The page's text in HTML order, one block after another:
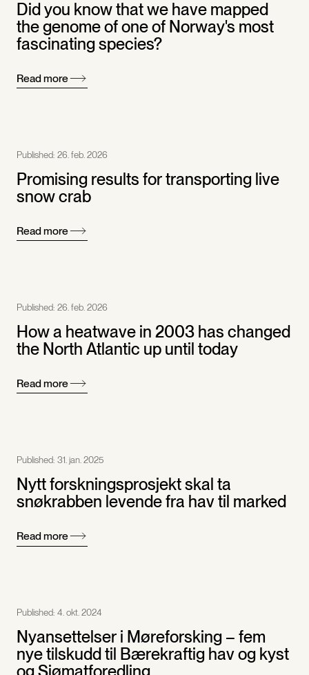
Did you know that we have mapped
the genome of one of Norway's most
fascinating species?
Read more
Published: 26. feb. 2026
Promising results for transporting live
snow crab
Read more
Published: 26. feb. 2026
How a heatwave in 2003 has changed
the North Atlantic up until today
Read more
Published: 31. jan. 2025
Nytt forskningsprosjekt skal ta
snøkrabben levende fra hav til marked
Read more
Published: 4. okt. 2024
Nyansettelser i Møreforsking – fem
nye tilskudd til Bærekraftig hav og kyst